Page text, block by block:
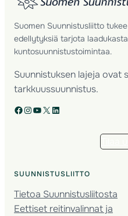
Suomen Suunnistusliitto
edellytyksiä tarjota
kuntosuunnistustoimintaa.
Suunnistuksen lajeja ovat
tarkkuussuunnistus.
Facebook Instagram YouTube X LinkedIn
SUUNNISTUSLIITTO
Tietoa Suunnistusliitosta
Eettiset reitinvalinnat ja